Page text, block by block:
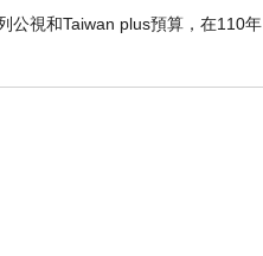
公視和Taiwan plus預算，在110年